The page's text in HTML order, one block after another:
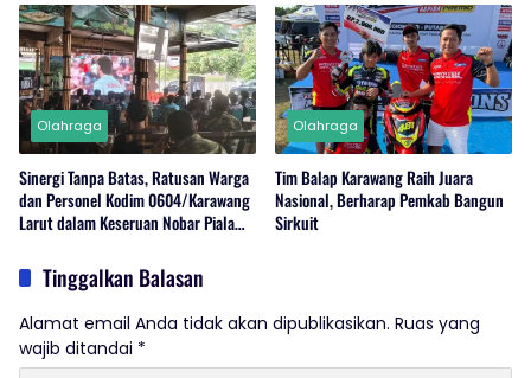
Olahraga
Sinergi Tanpa Batas, Ratusan Warga
dan Personel Kodim 0604/Karawang
Larut dalam Keseruan Nobar Piala
Olahraga
Tim Balap Karawang Raih Juara
Nasional, Berharap Pemkab Bangun
Sirkuit
Tinggalkan Balasan
Alamat email Anda tidak akan dipublikasikan. Ruas yang
wajib ditandai *